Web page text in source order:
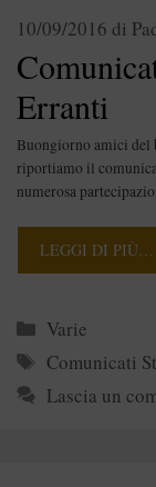
Erranti
10/09/2016 di
Buongiorno amici del
riportiamo il
numerosa
LEGGI DI PIÙ…
Categorie
Varie
Tag
Comunicati
Lascia un